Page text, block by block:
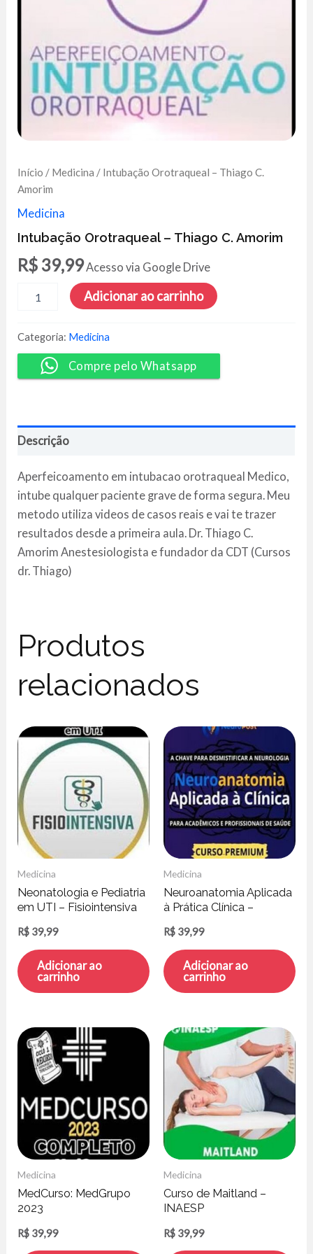
Início / Medicina / Intubação Orotraqueal – Thiago C.
Amorim
Medicina
Intubação Orotraqueal – Thiago C. Amorim
R$ 39,99Acesso via Google Drive
Orotraqueal
Thiago
C.
Amorim
quantidade
Adicionar ao carrinho
Categoria: Medicina
Compre pelo Whatsapp
Descrição
Aperfeicoamento em intubacao orotraqueal Medico,
intube qualquer paciente grave de forma segura. Meu
metodo utiliza videos de casos reais e vai te trazer
resultados desde a primeira aula. Dr. Thiago C.
Amorim Anestesiologista e fundador da CDT (Cursos
dr. Thiago)
Produtos
relacionados
Medicina
Neonatologia e Pediatria
em UTI – Fisiointensiva
R$ 39,99
Adicionar ao
carrinho
Medicina
Neuroanatomia Aplicada
à Prática Clínica –
R$ 39,99
Adicionar ao
carrinho
Medicina
MedCurso: MedGrupo
2023
R$ 39,99
Medicina
Curso de Maitland –
INAESP
R$ 39,99